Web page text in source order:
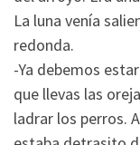
La luna venía
redonda.
-Ya debemos
que llevas las
ladrar los perros.